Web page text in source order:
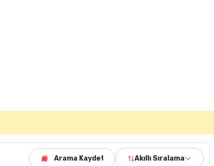
Arama Kaydet Akıllı Sıralama